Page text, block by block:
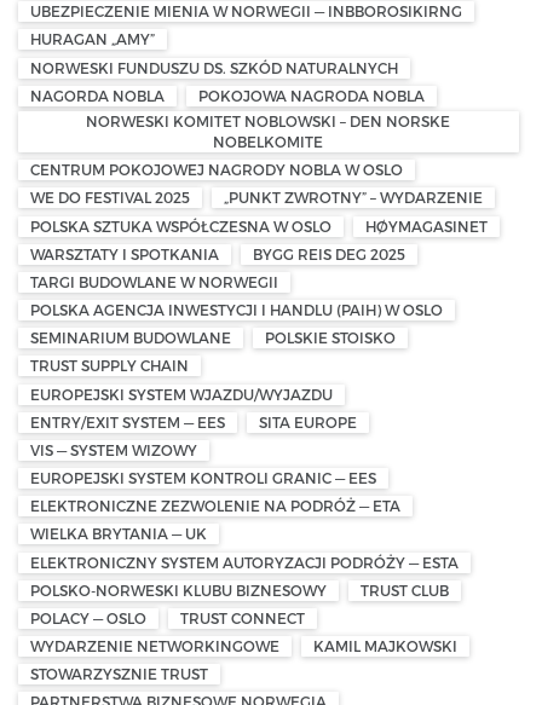
UBEZPIECZENIE MIENIA W NORWEGII — INBBOROSIKIRNG
HURAGAN „AMY”
NORWESKI FUNDUSZU DS. SZKÓD NATURALNYCH
NAGORDA NOBLA
POKOJOWA NAGRODA NOBLA
NORWESKI KOMITET NOBLOWSKI – DEN NORSKE
NOBELKOMITE
CENTRUM POKOJOWEJ NAGRODY NOBLA W OSLO
WE DO FESTIVAL 2025
„PUNKT ZWROTNY” – WYDARZENIE
POLSKA SZTUKA WSPÓŁCZESNA W OSLO
HØYMAGASINET
WARSZTATY I SPOTKANIA
BYGG REIS DEG 2025
TARGI BUDOWLANE W NORWEGII
POLSKA AGENCJA INWESTYCJI I HANDLU (PAIH) W OSLO
SEMINARIUM BUDOWLANE
POLSKIE STOISKO
TRUST SUPPLY CHAIN
EUROPEJSKI SYSTEM WJAZDU/WYJAZDU
ENTRY/EXIT SYSTEM — EES
SITA EUROPE
VIS — SYSTEM WIZOWY
EUROPEJSKI SYSTEM KONTROLI GRANIC — EES
ELEKTRONICZNE ZEZWOLENIE NA PODRÓŻ — ETA
WIELKA BRYTANIA — UK
ELEKTRONICZNY SYSTEM AUTORYZACJI PODRÓŻY — ESTA
POLSKO-NORWESKI KLUBU BIZNESOWY
TRUST CLUB
POLACY — OSLO
TRUST CONNECT
WYDARZENIE NETWORKINGOWE
KAMIL MAJKOWSKI
STOWARZYSZNIE TRUST